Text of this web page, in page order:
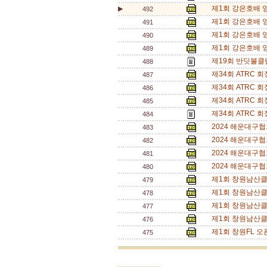
▶ 492 제1회 강은호배
491 제1회 강은호배
490 제1회 강은호배
489 제1회 강은호배
488 제19회 반딧불
487 제34회 ATRC
486 제34회 ATRC
485 제34회 ATRC
484 제34회 ATRC
483 2024 해운대구
482 2024 해운대구
481 2024 해운대구
480 2024 해운대구
479 제1회 창원남산
478 제1회 창원남산
477 제1회 창원남산
476 제1회 창원남산
475 제1회 창원FL 오